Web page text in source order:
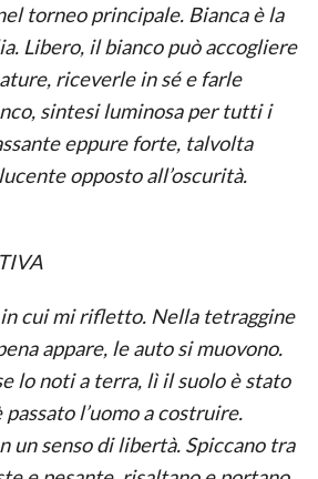
torneo principale. Bianca è la
Libero, il bianco può accogliere
riceverle in sé e farle
sintesi luminosa per tutti i
eppure forte, talvolta
opposto all’oscurità.
in cui mi rifletto. Nella tetraggine
appare, le auto si muovono.
lo noti a terra, lì il suolo è stato
l’uomo a costruire.
un senso di libertà. Spiccano tra